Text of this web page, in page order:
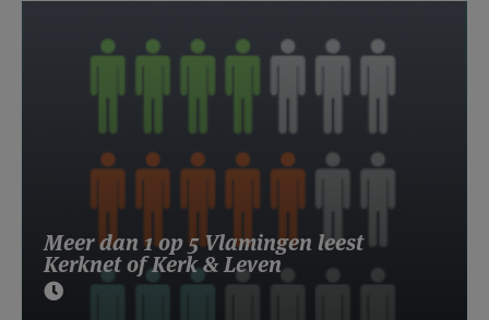
Meer dan 1 op 5 Vlamingen leest
Kerknet of Kerk & Leven